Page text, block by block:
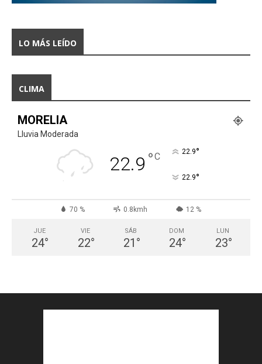
LO MÁS LEÍDO
CLIMA
MORELIA
Lluvia Moderada
22.9 °C 22.9°
22.9°
70 % 0.8kmh 12 %
JUE
24°
VIE
22°
SÁB
21 °
DOM
24°
LUN
23°